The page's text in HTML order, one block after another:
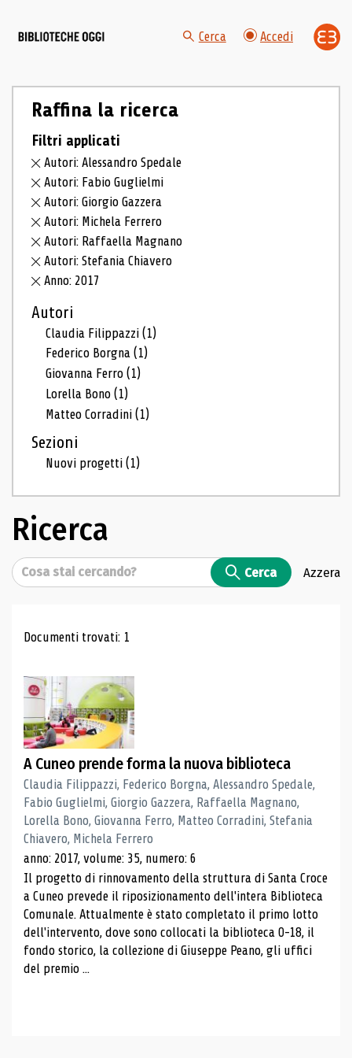
Cerca Accedi
Raffina la ricerca
Filtri applicati
Autori: Alessandro Spedale
Autori: Fabio Guglielmi
Autori: Giorgio Gazzera
Autori: Michela Ferrero
Autori: Raffaella Magnano
Autori: Stefania Chiavero
Anno: 2017
Autori
Claudia Filippazzi(1)
Federico Borgna(1)
Giovanna Ferro(1)
Lorella Bono(1)
Matteo Corradini(1)
Sezioni
Nuovi progetti(1)
Ricerca
Cerca Cerca Azzera
Risultati di ricerca
Documenti trovati: 1
A Cuneo prende forma la nuova biblioteca
Claudia Filippazzi, Federico Borgna, Alessandro Spedale,
Fabio Guglielmi, Giorgio Gazzera, Raffaella Magnano,
Lorella Bono, Giovanna Ferro, Matteo Corradini, Stefania
Chiavero, Michela Ferrero
anno: 2017, volume: 35, numero: 6
Il progetto di rinnovamento della struttura di Santa Croce
a Cuneo prevede il riposizionamento dell'intera Biblioteca
Comunale. Attualmente è stato completato il primo lotto
dell'intervento, dove sono collocati la biblioteca 0-18, il
fondo storico, la collezione di Giuseppe Peano, gli uffici
del premio ...